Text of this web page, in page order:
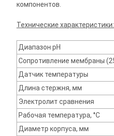
компонентов.
Технические характеристики:
Диапазон pH
Сопротивление мембраны
Датчик температуры
Длина стержня, мм
Электролит сравнения
Рабочая температура, °С
Диаметр корпуса, мм